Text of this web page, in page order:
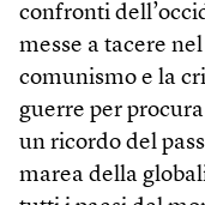
confronti
messe a tacere
comunismo e la
guerre per
un ricordo del
marea della